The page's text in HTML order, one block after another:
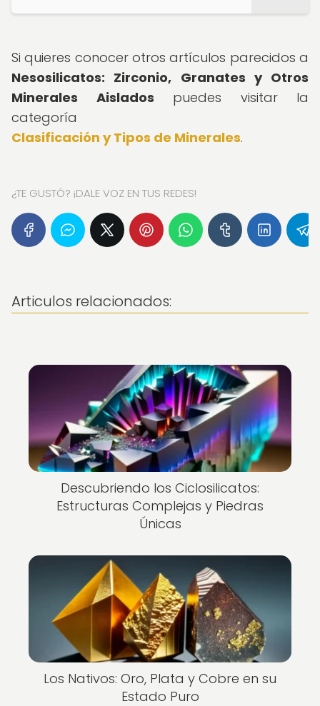
Si quieres conocer otros artículos parecidos a
Nesosilicatos: Zirconio, Granates y Otros
Minerales Aislados puedes visitar la
categoría
Clasificación y Tipos de Minerales.
¿TE GUSTÓ? ¡DALE VOZ EN TUS REDES!
Articulos relacionados:
Descubriendo los Ciclosilicatos:
Estructuras Complejas y Piedras
Únicas
Los Nativos: Oro, Plata y Cobre en su
Estado Puro